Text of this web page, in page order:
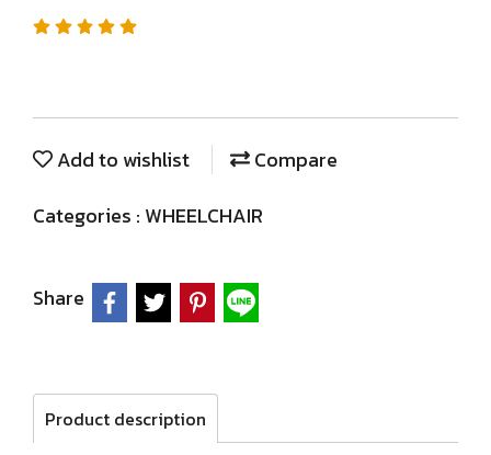
Add to wishlist
Compare
Categories : WHEELCHAIR
Share
Product description